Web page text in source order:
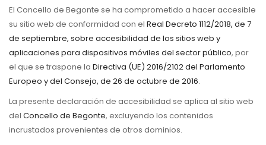
El Concello de Begonte se ha comprometido a hacer accesible
su sitio web de conformidad con el Real Decreto 1112/2018, de 7
de septiembre, sobre accesibilidad de los sitios web y
aplicaciones para dispositivos móviles del sector público, por
el que se traspone la Directiva (UE) 2016/2102 del Parlamento
Europeo y del Consejo, de 26 de octubre de 2016.
La presente declaración de accesibilidad se aplica al sitio web
del Concello de Begonte, excluyendo los contenidos
incrustados provenientes de otros dominios.